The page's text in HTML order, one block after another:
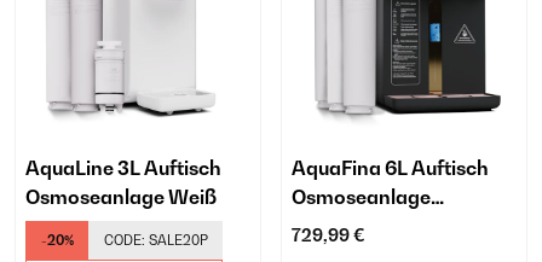
AquaLine 3L Auftisch
Osmoseanlage​ Weiß
-20% CODE: SALE20P
AquaFina 6L Auftisch
Osmoseanlage​
Schwarz
729,99 €